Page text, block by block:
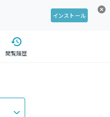
インストール
閲覧履歴